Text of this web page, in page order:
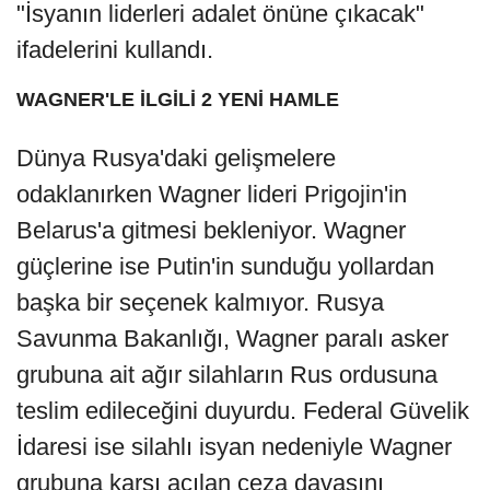
"İsyanın liderleri adalet önüne çıkacak"
ifadelerini kullandı.
WAGNER'LE İLGİLİ 2 YENİ HAMLE
Dünya Rusya'daki gelişmelere
odaklanırken Wagner lideri Prigojin'in
Belarus'a gitmesi bekleniyor. Wagner
güçlerine ise Putin'in sunduğu yollardan
başka bir seçenek kalmıyor. Rusya
Savunma Bakanlığı, Wagner paralı asker
grubuna ait ağır silahların Rus ordusuna
teslim edileceğini duyurdu. Federal Güvelik
İdaresi ise silahlı isyan nedeniyle Wagner
grubuna karşı açılan ceza davasını